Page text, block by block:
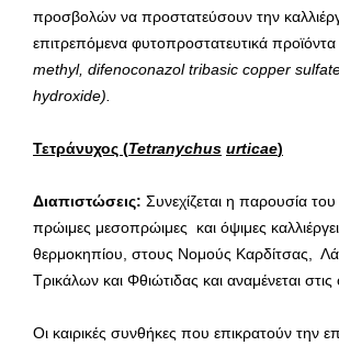
προσβολών να προστατεύσουν την
επιτρεπόμενα φυτοπροστατευτικά
methyl, difenoconazol tribasic copper
hydroxide).
Τετράνυχος (Tetranychus urticae)
Διαπιστώσεις: Συνεχίζεται η παρουσία
πρώιμες μεσοπρώιμες και όψιμες
θερμοκηπίου, στους Νομούς Καρδίτσας,
Τρικάλων και Φθιώτιδας και αναμένεται στις
Οι καιρικές συνθήκες που επικρατούν την